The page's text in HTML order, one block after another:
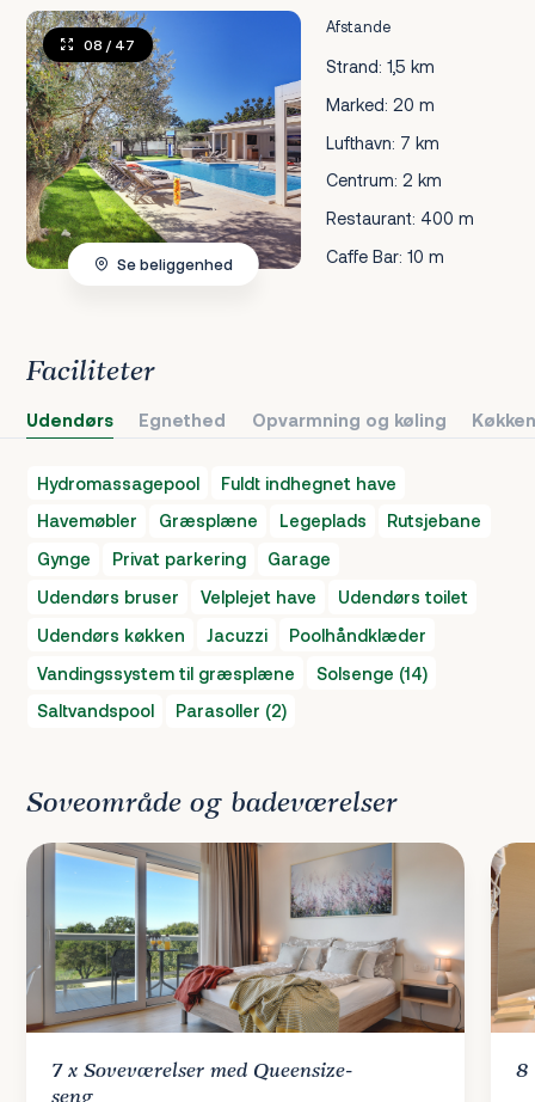
Afstande
Strand: 1,5 km
Marked: 20 m
Lufthavn: 7 km
Centrum: 2 km
Restaurant: 400 m
Caffe Bar: 10 m
08 / 47
Se beliggenhed
Faciliteter
Udendørs Egnethed Opvarmning og køling
Hydromassagepool
Fuldt indhegnet have
Havemøbler
Græsplæne Legeplads
Rutsjebane
Gynge
Privat parkering
Garage
Udendørs bruser
Velplejet have
Udendørs toilet
Udendørs køkken
Jacuzzi
Poolhåndklæder
Vandingssystem til græsplæne
Solsenge (14)
Saltvandspool
Parasoller (2)
Soveområde og badeværelser
7 xSoveværelser med Queensize-
seng
8